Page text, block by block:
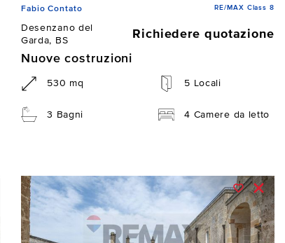
Fabio Contato RE/MAX Class 8
Desenzano del
Garda, BS
Richiedere quotazione
Nuove costruzioni
530 mq 5 Locali
3 Bagni 4 Camere da letto